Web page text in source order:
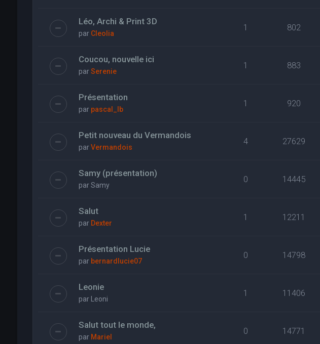
Léo, Archi & Print 3D
par Cleolia
1 802
Coucou, nouvelle ici
parSerenie
1 883
Présentation
par pascal_lb
1 920
Petit nouveau du Vermandois
parVermandois
4 27629
Samy (présentation)
parSamy
0 14445
Salut
par Dexter
1 12211
Présentation Lucie
par bernardlucie07
0 14798
Leonie
par Leoni
1 11406
Salut tout le monde,
par Mariel
0 14771